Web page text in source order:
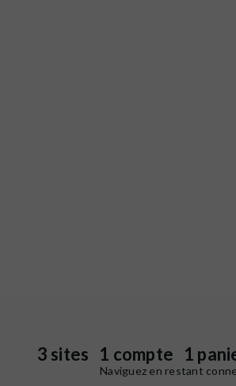
3 sites 1 compte 1
Naviguez en restant